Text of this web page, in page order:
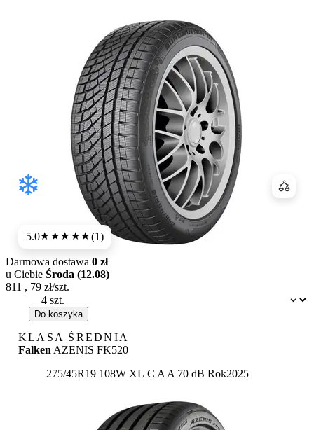
5.0★★★★★(1)
Dostępność:
Darmowa dostawa 0 zł
u Ciebie Środa (12.08)
811 , 79 zł/szt.
Do koszyka
KLASA ŚREDNIA
Falken AZENIS FK520
275/45R19 108W XL Etykieta:
C A A 70 dB Rok2025